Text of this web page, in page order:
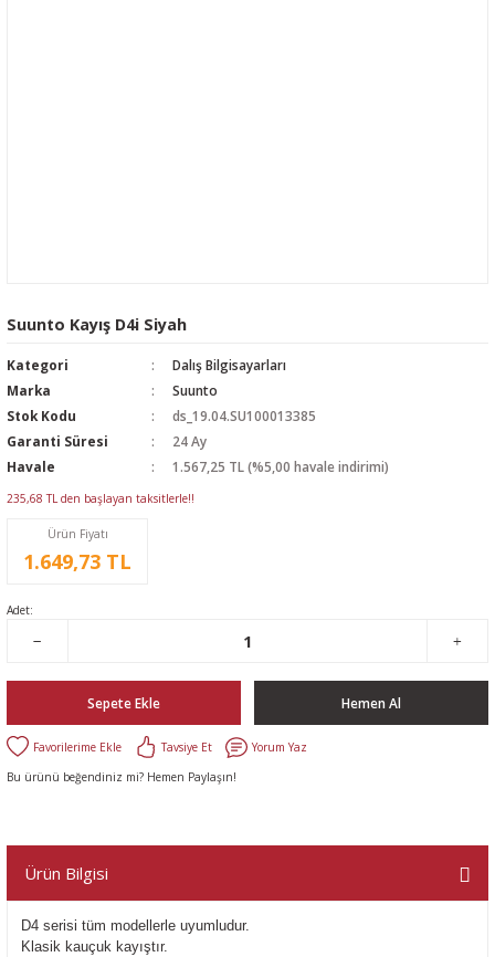
Suunto Kayış D4i Siyah
Kategori
Dalış Bilgisayarları
Marka
Suunto
Stok Kodu
ds_19.04.SU100013385
Garanti Süresi
24 Ay
Havale
1.567,25 TL (%5,00 havale indirimi)
235,68 TL den başlayan taksitlerle!!
Ürün Fiyatı
1.649,73 TL
Adet:
Sepete Ekle Hemen Al
Tavsiye Et
Yorum Yaz
Bu ürünü beğendiniz mi? Hemen Paylaşın!
Ürün Bilgisi
D4 serisi tüm modellerle uyumludur.
Klasik kauçuk kayıştır.